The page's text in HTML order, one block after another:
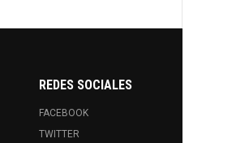
REDES SOCIALES
FACEBOOK
TWITTER